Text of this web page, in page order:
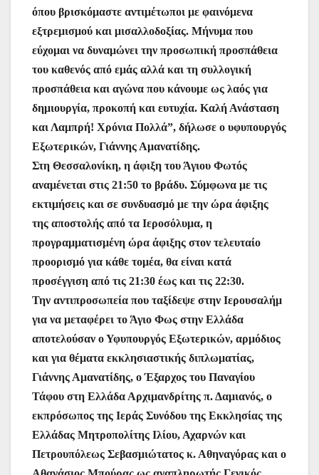
όπου βρισκόμαστε αντιμέτωποι με φαινόμενα
εξτρεμισμού και μισαλλοδοξίας. Μήνυμα που
εύχομαι να δυναμώνει την προσωπική προσπάθεια
του καθενός από εμάς αλλά και τη συλλογική
προσπάθεια και αγώνα που κάνουμε ως λαός για
δημιουργία, προκοπή και ευτυχία. Καλή Ανάσταση
και Λαμπρή! Χρόνια Πολλά”, δήλωσε ο υφυπουργός
Εξωτερικών, Γιάννης Αμανατίδης.
Στη Θεσσαλονίκη, η άφιξη του Άγιου Φωτός
αναμένεται στις 21:50 το βράδυ. Σύμφωνα με τις
εκτιμήσεις και σε συνδυασμό με την ώρα άφιξης
της αποστολής από τα Ιεροσόλυμα, η
προγραμματισμένη ώρα άφιξης στον τελευταίο
προορισμό για κάθε τομέα, θα είναι κατά
προσέγγιση από τις 21:30 έως και τις 22:30.
Την αντιπροσωπεία που ταξίδεψε στην Ιερουσαλήμ
για να μεταφέρει το Άγιο Φως στην Ελλάδα
αποτελούσαν ο Υφυπουργός Εξωτερικών, αρμόδιος
και για θέματα εκκλησιαστικής διπλωματίας,
Γιάννης Αμανατίδης, ο Έξαρχος του Παναγίου
Τάφου στη Ελλάδα Αρχιμανδρίτης π. Δαμιανός, ο
εκπρόσωπος της Ιεράς Συνόδου της Εκκλησίας της
Ελλάδας Μητροπολίτης Ιλίου, Αχαρνών και
Πετρουπόλεως Σεβασμιώτατος κ. Αθηναγόρας και ο